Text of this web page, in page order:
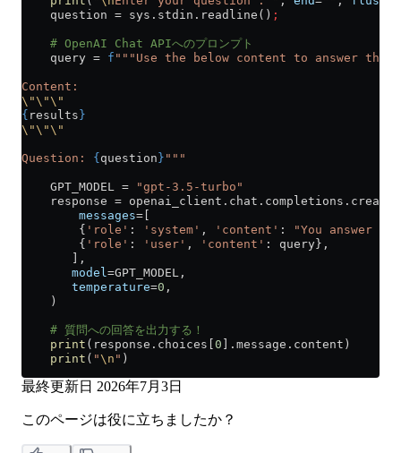
    question
= sys.stdin.readline() ;
    # OpenAI Chat APIへのプロンプト
    query
= f """Use the below content to answer
Content:
\"\"\"
{ results }
\"\"\"
Question: { question } """
    GPT_MODEL
= "gpt-3.5-turbo"
    response
= openai_client.chat.completions.create(
        messages
=
        {
'role' : 'system' , 'content' :
"You answer
        {
'role' : 'user' , 'content' : query},
       ],
       model
=GPT_MODEL ,
       temperature
=0 ,
    )
    # 質問への回答を出力する！
    print
(response.choices[ 0 ].message.content)
    print
( "\n " )
最終更新日 2026年7月3日
このページは役に立ちましたか？